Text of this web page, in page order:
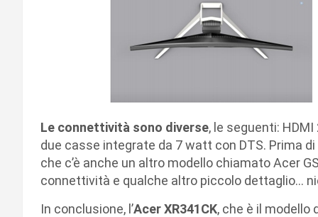
Le connettività sono diverse, le seguenti: HDMI
due casse integrate da 7 watt con DTS. Prima
che c’è anche un altro modello chiamato Acer
connettività e qualche altro piccolo dettaglio…
In conclusione, l’Acer XR341CK, che è il modello